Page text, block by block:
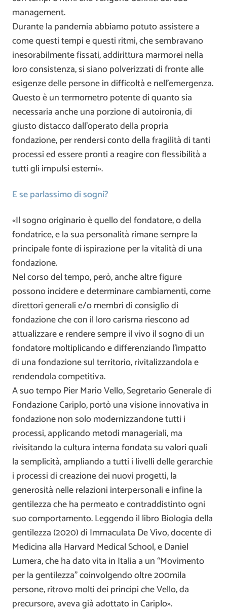
management.
Durante la pandemia abbiamo potuto assistere a
come questi tempi e questi ritmi, che sembravano
inesorabilmente fissati, addirittura marmorei nella
loro consistenza, si siano polverizzati di fronte alle
esigenze delle persone in difficoltà e nell’emergenza.
Questo è un termometro potente di quanto sia
necessaria anche una porzione di autoironia, di
giusto distacco dall’operato della propria
fondazione, per rendersi conto della fragilità di tanti
processi ed essere pronti a reagire con flessibilità a
tutti gli impulsi esterni».
E se parlassimo di sogni?
«Il sogno originario è quello del fondatore, o della
fondatrice, e la sua personalità rimane sempre la
principale fonte di ispirazione per la vitalità di una
fondazione.
Nel corso del tempo, però, anche altre figure
possono incidere e determinare cambiamenti, come
direttori generali e/o membri di consiglio di
fondazione che con il loro carisma riescono ad
attualizzare e rendere sempre il vivo il sogno di un
fondatore moltiplicando e differenziando l’impatto
di una fondazione sul territorio, rivitalizzandola e
rendendola competitiva.
A suo tempo Pier Mario Vello, Segretario Generale di
Fondazione Cariplo, portò una visione innovativa in
fondazione non solo modernizzandone tutti i
processi, applicando metodi manageriali, ma
rivisitando la cultura interna fondata su valori quali
la semplicità, ampliando a tutti i livelli delle gerarchie
i processi di creazione dei nuovi progetti, la
generosità nelle relazioni interpersonali e infine la
gentilezza che ha permeato e contraddistinto ogni
suo comportamento. Leggendo il libro Biologia della
gentilezza (2020) di Immaculata De Vivo, docente di
Medicina alla Harvard Medical School, e Daniel
Lumera, che ha dato vita in Italia a un “Movimento
per la gentilezza” coinvolgendo oltre 200mila
persone, ritrovo molti dei principi che Vello, da
precursore, aveva già adottato in Cariplo».